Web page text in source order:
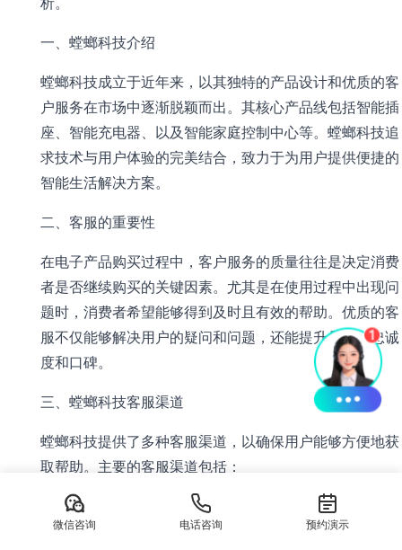
一、螳螂科技介绍
螳螂科技成立于近年来，以其独特的产品设计和优质的客
户服务在市场中逐渐脱颖而出。其核心产品线包括智能插
座、智能充电器、以及智能家庭控制中心等。螳螂科技追
求技术与用户体验的完美结合，致力于为用户提供便捷的
智能生活解决方案。
二、客服的重要性
在电子产品购买过程中，客户服务的质量往往是决定消费
者是否继续购买的关键因素。尤其是在使用过程中出现问
题时，消费者希望能够得到及时且有效的帮助。优质的客
服不仅能够解决用户的疑问和问题，还能提升品牌的忠诚
度和口碑。
三、螳螂科技客服渠道
螳螂科技提供了多种客服渠道，以确保用户能够方便地获
取帮助。主要的客服渠道包括：
1. 官方网站客服：用户可以通过螳螂科技的官方网站找到
客服热线、在线聊天和邮箱联系信息。这个渠道是最直接
微信咨询 电话咨询 预约演示